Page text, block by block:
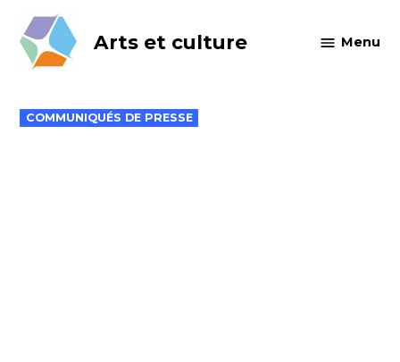
content
Arts et culture Menu
POSTED
IN
COMMUNIQUÉS DE PRESSE